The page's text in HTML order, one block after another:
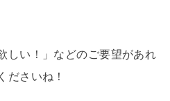
しい！」などのご要望があれ
ださいね！